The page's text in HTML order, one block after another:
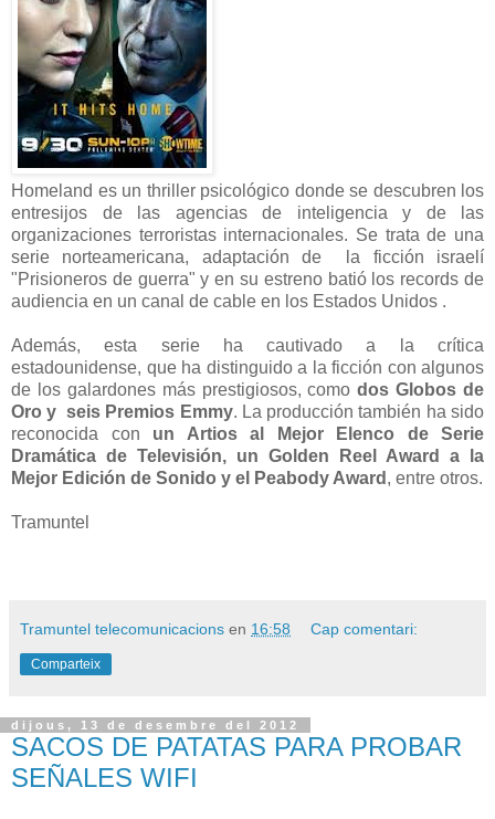
Homeland es un thriller psicológico donde se descubren los
entresijos de las agencias de inteligencia y de las
organizaciones terroristas internacionales. Se trata de una
serie norteamericana, adaptación de la ficción israelí
"Prisioneros de guerra" y en su estreno batió los records de
audiencia en un canal de cable en los Estados Unidos .
Además, esta serie ha cautivado a la crítica
estadounidense, que ha distinguido a la ficción con algunos
de los galardones más prestigiosos, como dos Globos de
Oro y seis Premios Emmy. La producción también ha sido
reconocida con un Artios al Mejor Elenco de Serie
Dramática de Televisión, un Golden Reel Award a la
Mejor Edición de Sonido y el Peabody Award , entre otros.
Tramuntel
Tramuntel telecomunicacions en 16:58 Cap comentari:
Comparteix
dijous, 13 de desembre del 2012
SACOS DE PATATAS PARA PROBAR
SEÑALES WIFI